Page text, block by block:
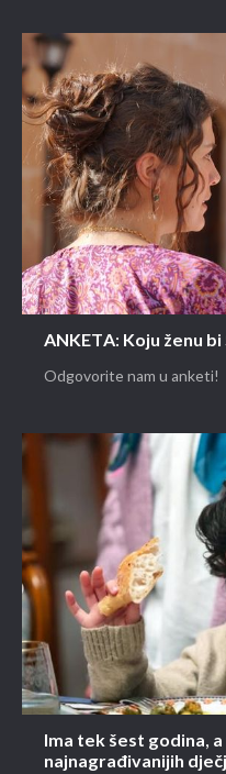
ANKETA: Koju ženu
Odgovorite nam u anketi!
Ima tek šest godina,
najnagrađivanijih